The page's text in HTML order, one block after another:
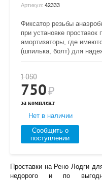
Артикул: 42333
Фиксатор резьбы
при установке
амортизаторы, где
(шпилька, болт) для
1 050
750₽
за комплект
Нет в наличии
Сообщить о
поступлении
Проставки на Рено Лодги
недорого и по